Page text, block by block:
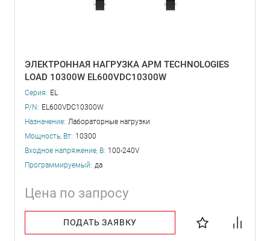
ЭЛЕКТРОННАЯ НАГРУЗКА APM TECHNOLOGIES
LOAD 10300W EL600VDC10300W
Серия: EL
P/N: EL600VDC10300W
Назначение: Лабораторные нагрузки
Мощность, Вт: 10300
Входное напряжение, В: 100-240V
Программируемый: да
Цена по запросу
ПОДАТЬ ЗАЯВКУ